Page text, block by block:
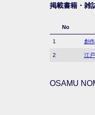
掲載書籍・雑
No
1 創
2 江
OSAMU